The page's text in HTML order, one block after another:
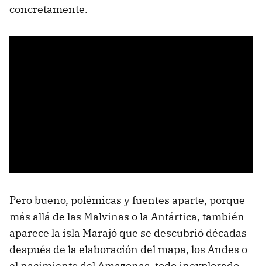
concretamente.
Pero bueno, polémicas y fuentes aparte, porque
más allá de las Malvinas o la Antártica, también
aparece la isla Marajó que se descubrió décadas
después de la elaboración del mapa, los Andes o